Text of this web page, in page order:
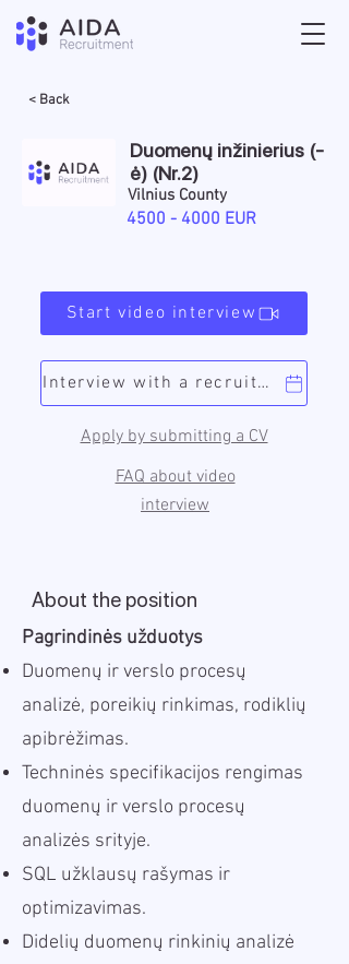
< Back
Duomenų inžinierius (-
ė) (Nr.2)
Vilnius County
4500 - 4000 EUR
Start video interview
Apply by submitting a CV
Interview with a recruiter
FAQ about video
interview
About the position
Pagrindinės užduotys
Duomenų ir verslo procesų
analizė, poreikių rinkimas, rodiklių
apibrėžimas.
Techninės specifikacijos rengimas
duomenų ir verslo procesų
analizės srityje.
SQL užklausų rašymas ir
optimizavimas.
Didelių duomenų rinkinių analizė